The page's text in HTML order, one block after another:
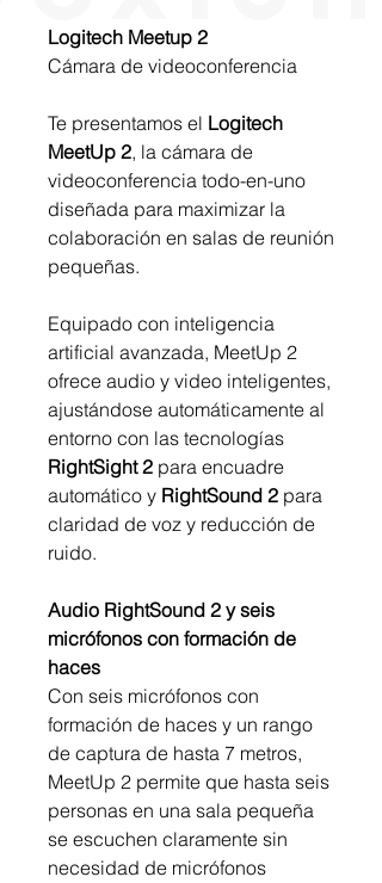
Logitech Meetup 2
Cámara de videoconferencia
Te presentamos el Logitech
MeetUp 2, la cámara de
videoconferencia todo-en-uno
diseñada para maximizar la
colaboración en salas de reunión
pequeñas.
Equipado con inteligencia
artificial avanzada, MeetUp 2
ofrece audio y video inteligentes,
ajustándose automáticamente al
entorno con las tecnologías
RightSight 2 para encuadre
automático y RightSound 2 para
claridad de voz y reducción de
ruido.
Audio RightSound 2 y seis
micrófonos con formación de
haces
Con seis micrófonos con
formación de haces y un rango
de captura de hasta 7 metros,
MeetUp 2 permite que hasta seis
personas en una sala pequeña
se escuchen claramente sin
necesidad de micrófonos